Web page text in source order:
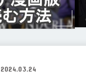
2024.03.24